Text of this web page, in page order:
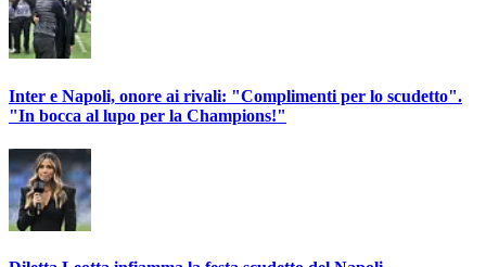
Inter e Napoli, onore ai rivali: "Complimenti per lo scudetto".
"In bocca al lupo per la Champions!"